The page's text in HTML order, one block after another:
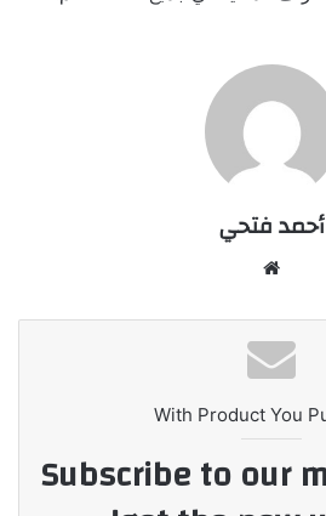
أحمد فتحي
With Product You
Subscribe to our